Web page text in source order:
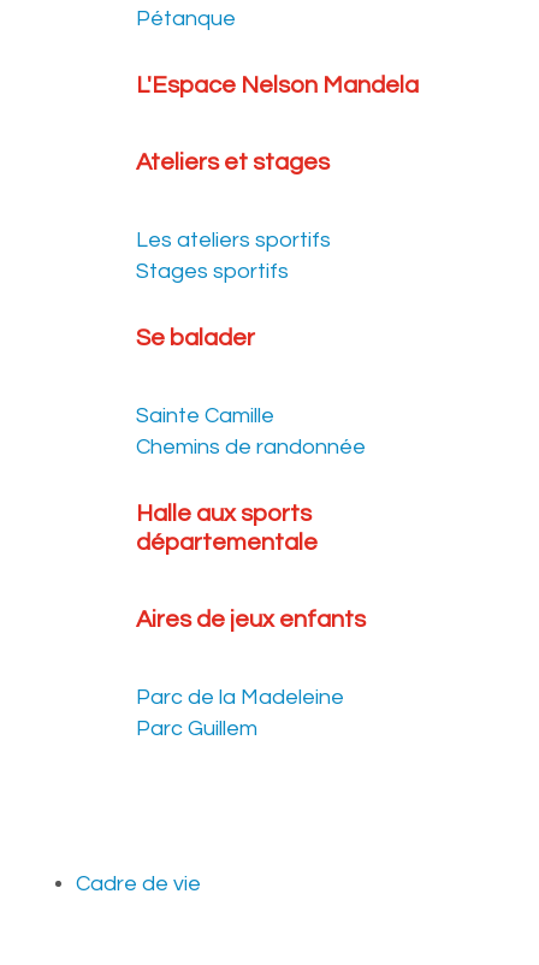
Pétanque
L'Espace Nelson Mandela
Ateliers et stages
Les ateliers sportifs
Stages sportifs
Se balader
Sainte Camille
Chemins de randonnée
Halle aux sports
départementale
Aires de jeux enfants
Parc de la Madeleine
Parc Guillem
Cadre de vie